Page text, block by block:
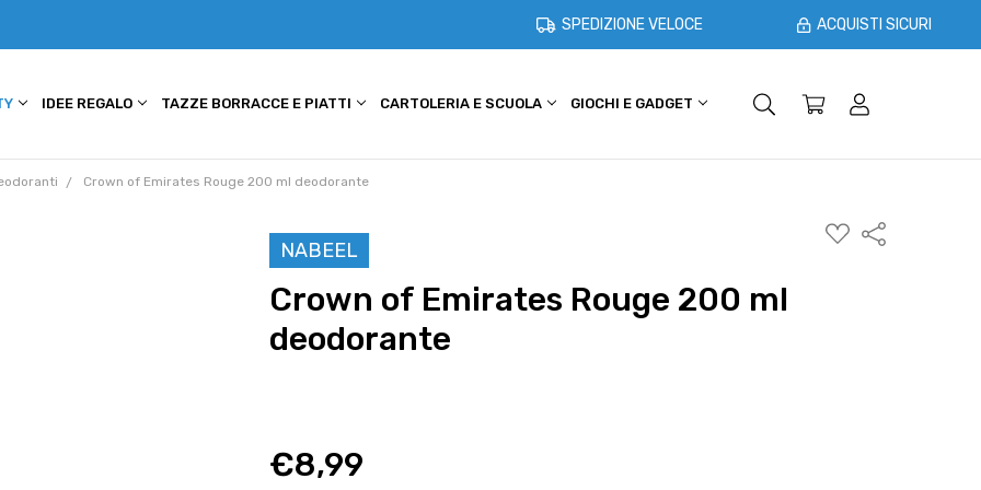
SPEDIZIONE VELOCE ACQUISTI SICURI
IDEE REGALO TAZZE BORRACCE E PIATTI CARTOLERIA E SCUOLA GIOCHI E GADGET SHOPPER E CASA
Crown of Emirates Rouge 200 ml deodorante
NABEEL
AGGIUNGI
ALLA
Condividi
Crown of Emirates Rouge 200 ml
deodorante
€8,99